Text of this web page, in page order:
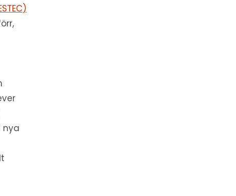
nya